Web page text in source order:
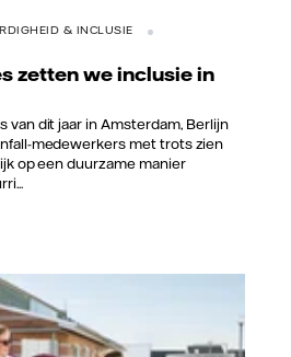
& INCLUSIE
zetten we inclusie in
van dit jaar in Amsterdam, Berlijn
medewerkers met trots zien
op een duurzame manier
Hägglund